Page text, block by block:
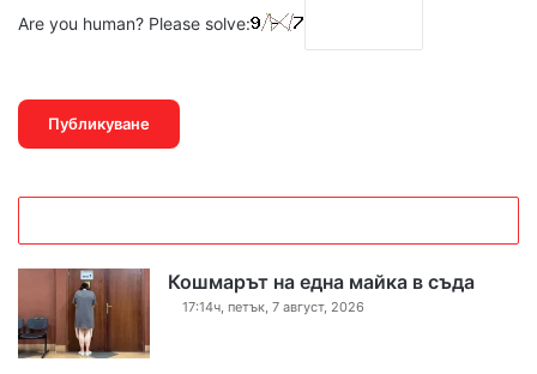
Are you human? Please solve:
Кошмарът на една майка в съда
17:14ч, петък, 7 август, 2026